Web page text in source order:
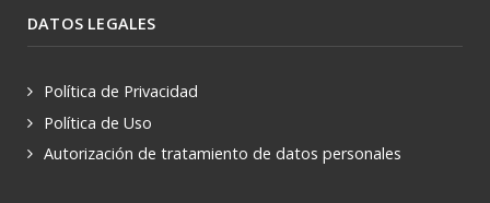
DATOS LEGALES
Política de Privacidad
Política de Uso
Autorización de tratamiento de datos personales